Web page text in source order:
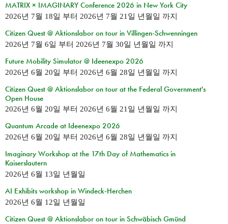
MATRIX × IMAGINARY Conference 2026 in New York City
2026년 7월 18일 부터 2026년 7월 21일 년월일 까지
Citizen Quest @ Aktionslabor on tour in Villingen-Schwenningen
2026년 7월 6일 부터 2026년 7월 30일 년월일 까지
Future Mobility Simulator @ Ideenexpo 2026
2026년 6월 20일 부터 2026년 6월 28일 년월일 까지
Citizen Quest @ Aktionslabor on tour at the Federal Government's
Open House
2026년 6월 20일 부터 2026년 6월 21일 년월일 까지
Quantum Arcade at Ideenexpo 2026
2026년 6월 20일 부터 2026년 6월 28일 년월일 까지
Imaginary Workshop at the 17th Day of Mathematics in
Kaiserslautern
2026년 6월 13일 년월일
AI Exhibits workshop in Windeck-Herchen
2026년 6월 12일 년월일
Citizen Quest @ Aktionslabor on tour in Schwäbisch Gmünd